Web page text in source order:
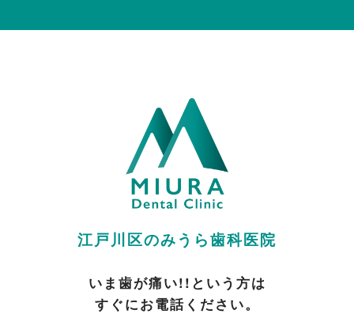
江戸川区のみうら歯科医院
いま歯が痛い!!という方は
すぐにお電話ください。